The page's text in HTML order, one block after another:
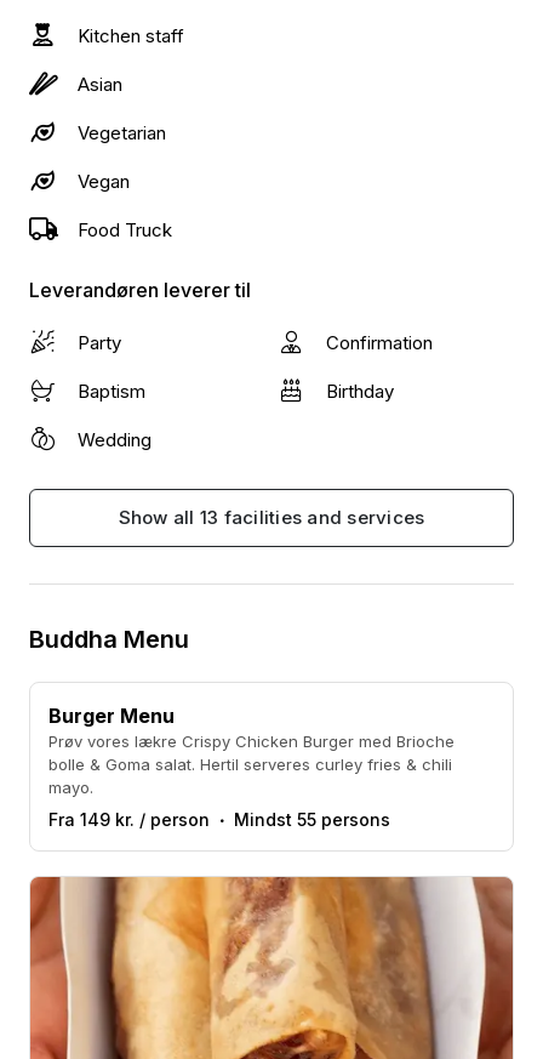
Kitchen staff
Asian
Vegetarian
Vegan
Food Truck
Leverandøren leverer til
Party Confirmation
Baptism Birthday
Wedding
Show all 13 facilities and services
Buddha Menu
Burger Menu
Prøv vores lækre Crispy Chicken Burger med Brioche
bolle & Goma salat. Hertil serveres curley fries & chili
mayo.
Fra 149 kr. / person Mindst 55 persons